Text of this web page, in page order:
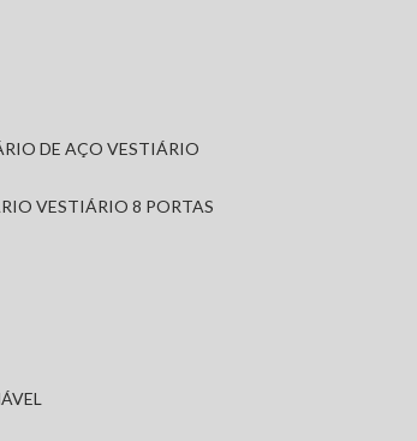
DE AÇO VESTIÁRIO
VESTIÁRIO 8 PORTAS